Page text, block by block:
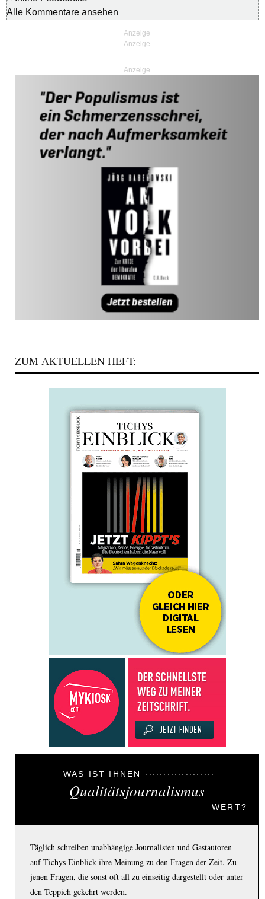
Alle Kommentare ansehen
Anzeige
ZUM AKTUELLEN HEFT:
WAS IST IHNEN
Qualitätsjournalismus
WERT?
Täglich schreiben unabhängige Journalisten und Gastautoren
auf Tichys Einblick ihre Meinung zu den Fragen der Zeit. Zu
jenen Fragen, die sonst oft all zu einseitig dargestellt oder unter
den Teppich gekehrt werden.